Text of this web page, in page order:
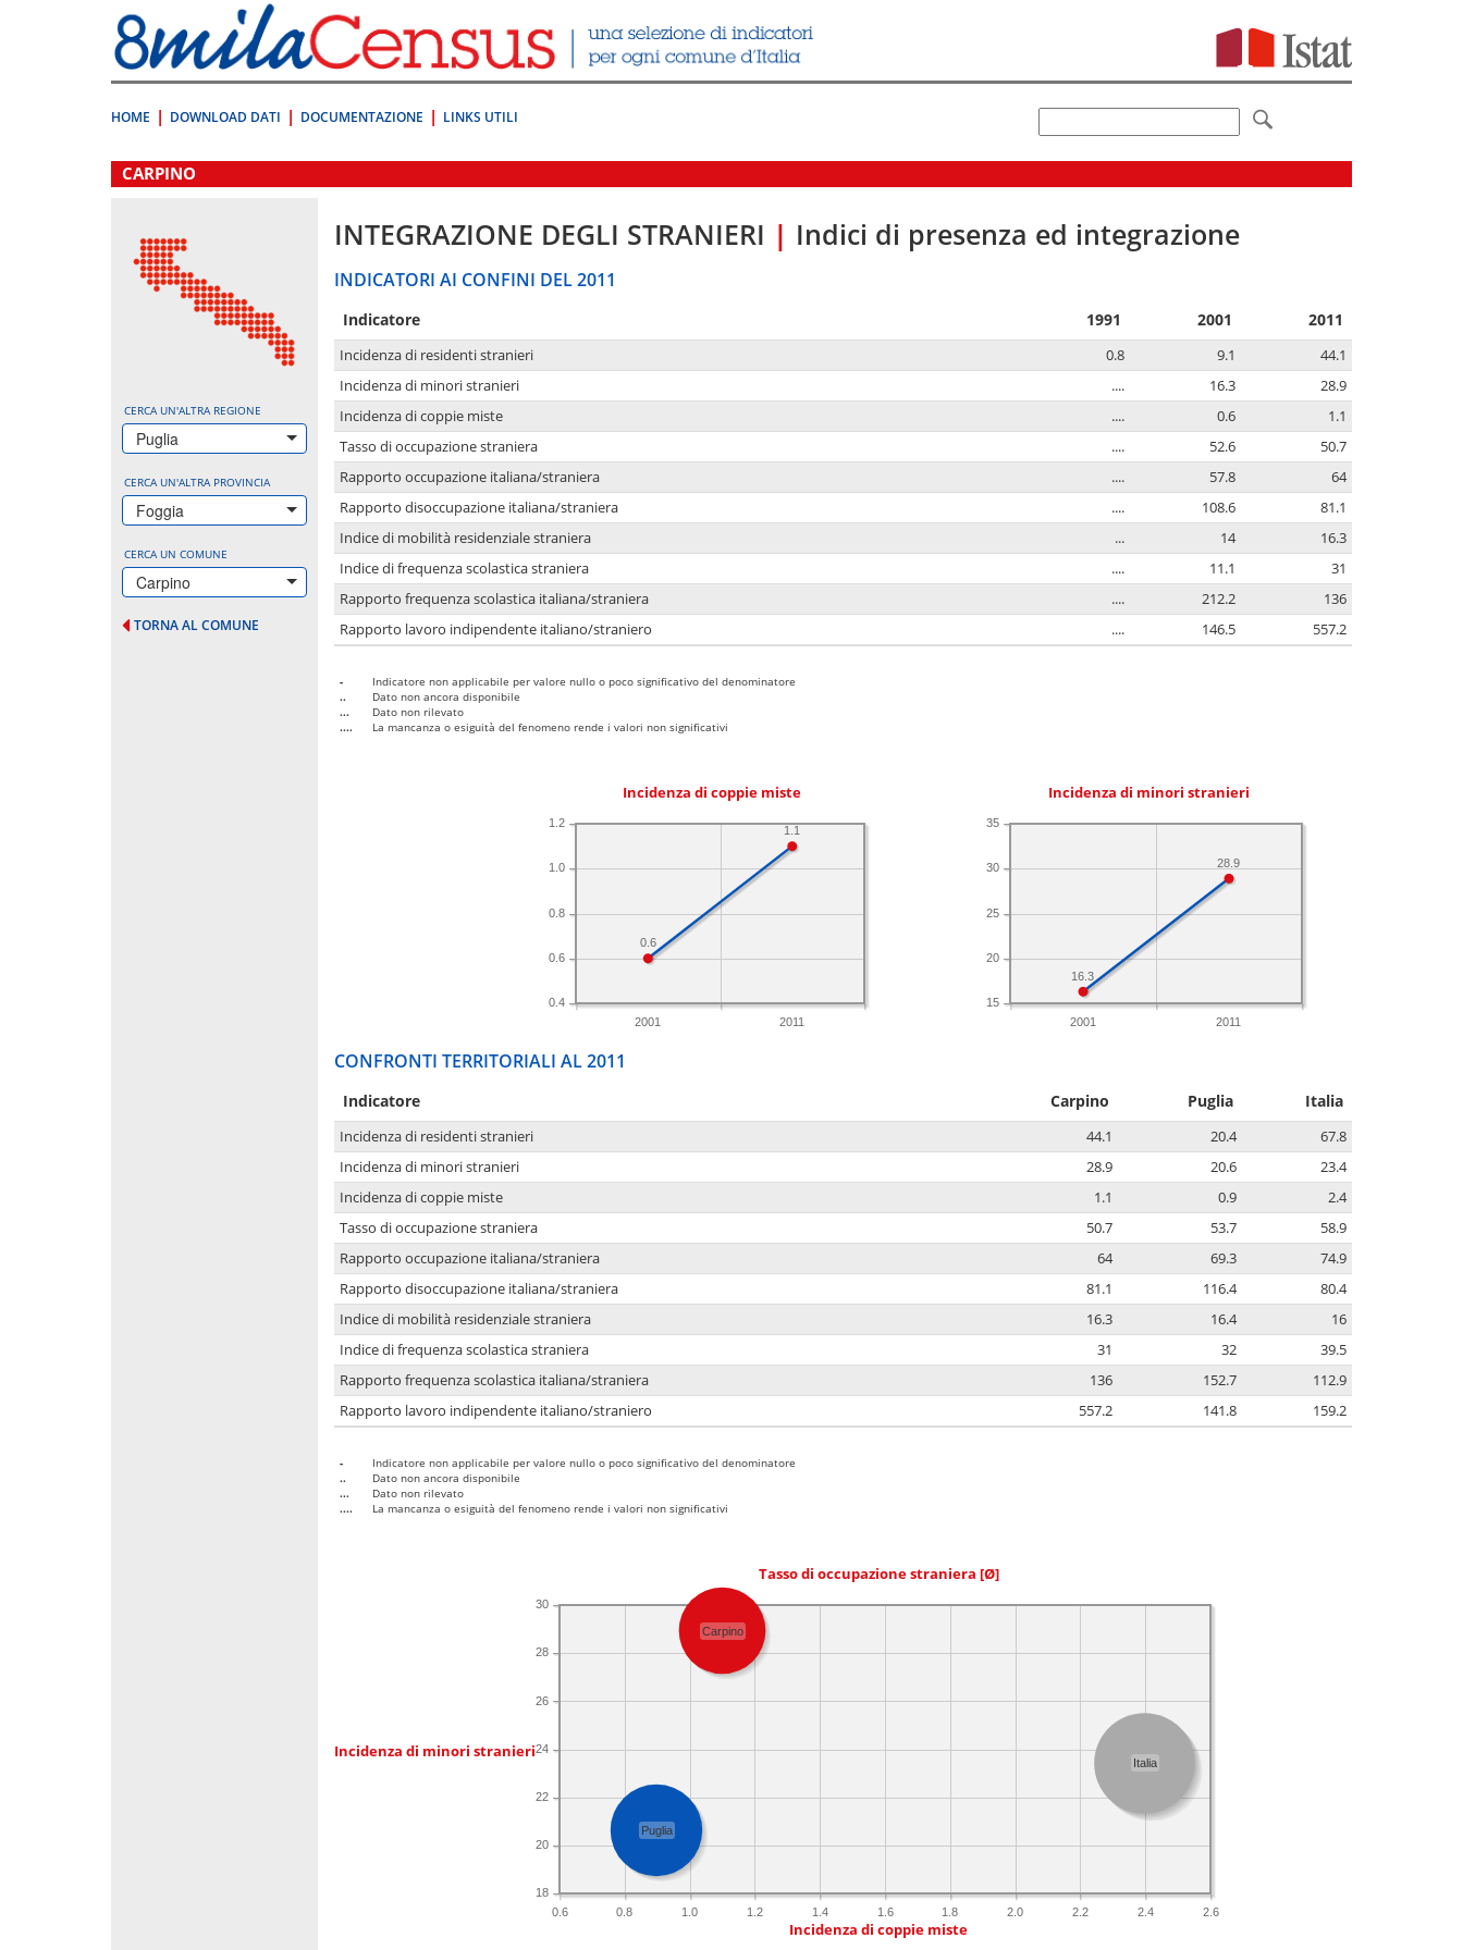
direttamente
a:
Contenuto
HOME DOWNLOAD DATI DOCUMENTAZIONE LINKS UTILI
.
CARPINO
CERCA UN'ALTRA REGIONE
Puglia
CERCA UN'ALTRA PROVINCIA
Foggia
CERCA UN COMUNE
Carpino
TORNA AL COMUNE
INTEGRAZIONE DEGLI STRANIERI | Indici di presenza ed integrazione
INDICATORI AI CONFINI DEL 2011
Indicatore 1991 2001 2011
Incidenza di residenti stranieri 0.8 9.1
44.1
Incidenza di minori stranieri
.... 16.3
28.9
Incidenza di coppie miste
.... 0.6
1.1
Tasso di occupazione straniera
.... 52.6
50.7
Rapporto occupazione italiana/straniera
.... 57.8
64
Rapporto disoccupazione italiana/straniera
.... 108.6
81.1
Indice di mobilità residenziale straniera
... 14
16.3
Indice di frequenza scolastica straniera
.... 11.1
31
Rapporto frequenza scolastica italiana/straniera
.... 212.2
136
Rapporto lavoro indipendente italiano/straniero
.... 146.5 557.2
-
Indicatore non applicabile per valore nullo o poco significativo del denominatore
..
Dato non ancora disponibile
...
Dato non rilevato
....
La mancanza o esiguità del fenomeno rende i valori non significativi
Incidenza di coppie miste
2001 2011
0.4
0.6
0.8
1.0
1.2
1.1
0.6
Incidenza di minori stranieri
2001 2011
15
20
25
30
35
28.9
16.3
CONFRONTI TERRITORIALI AL 2011
Indicatore Carpino Puglia Italia
Incidenza di residenti stranieri 44.1 20.4
67.8
Incidenza di minori stranieri
28.9 20.6
23.4
Incidenza di coppie miste
1.1 0.9
2.4
Tasso di occupazione straniera
50.7 53.7
58.9
Rapporto occupazione italiana/straniera
64 69.3
74.9
Rapporto disoccupazione italiana/straniera
81.1 116.4
80.4
Indice di mobilità residenziale straniera
16.3 16.4
16
Indice di frequenza scolastica straniera
31 32
39.5
Rapporto frequenza scolastica italiana/straniera
136 152.7
112.9
Rapporto lavoro indipendente italiano/straniero
557.2 141.8 159.2
-
Indicatore non applicabile per valore nullo o poco significativo del denominatore
..
Dato non ancora disponibile
...
Dato non rilevato
....
La mancanza o esiguità del fenomeno rende i valori non significativi
Tasso di occupazione straniera [Ø]
Incidenza di minori stranieri
0.6 0.8 1.0 1.2 1.4 1.6 1.8 2.0 2.2 2.4 2.6
18
20
22
24
26
28
30
Italia
Puglia
Carpino
Incidenza di coppie miste